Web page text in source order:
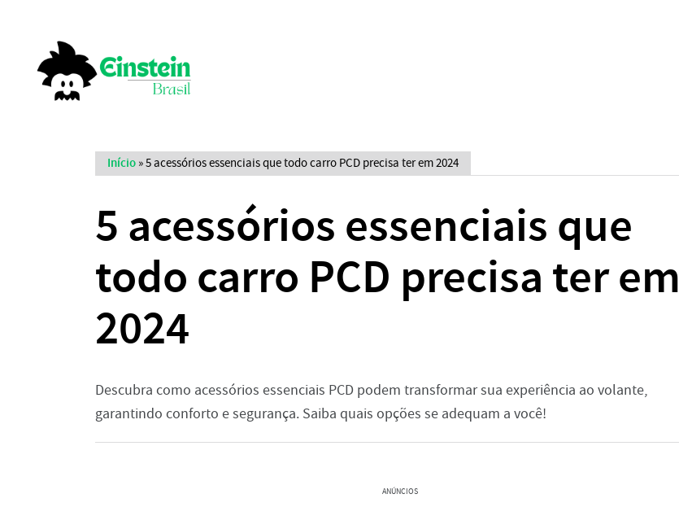
Início »5 acessórios essenciais que todo carro PCD precisa ter em 2024
5 acessórios essenciais que
todo carro PCD precisa ter em
2024
Descubra como acessórios essenciais PCD podem transformar sua experiência ao volante,
garantindo conforto e segurança. Saiba quais opções se adequam a você!
ANÚNCIOS